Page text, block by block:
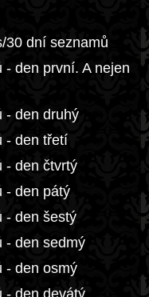
30 dní seznamů
den první. A nejen
- den druhý
- den třetí
- den čtvrtý
- den pátý
- den šestý
- den sedmý
- den osmý
- den devátý